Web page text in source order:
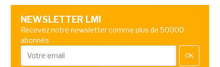
NEWSLETTER LMI
Recevez notre newsletter comme plus de 50000
abonnés
OK